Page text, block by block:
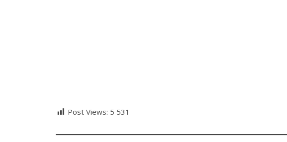
Post Views: 5 531